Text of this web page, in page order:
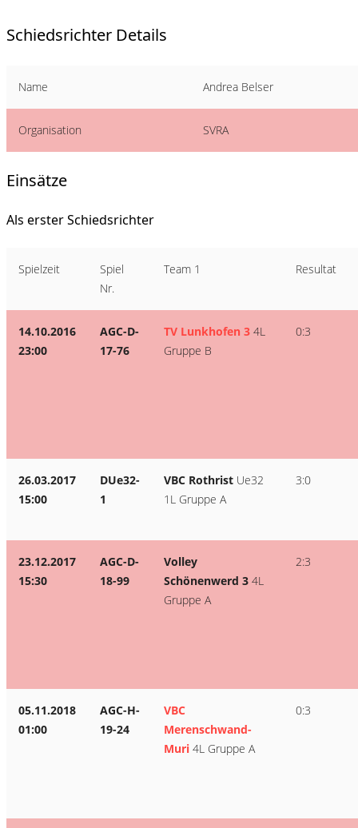
Schiedsrichter Details
Name Andrea Belser
Organisation SVRA
Einsätze
Als erster Schiedsrichter
Spielzeit
Spiel
Nr.
Team 1 Resultat
14.10.2016
23:00
AGC-D-
17-76
TV Lunkhofen 3 4L
Gruppe B
0:3
26.03.2017
15:00
DUe32-
1
VBC Rothrist Ue32
1L Gruppe A
3:0
23.12.2017
15:30
AGC-D-
18-99
Volley
Schönenwerd 3 4L
Gruppe A
2:3
05.11.2018
01:00
AGC-H-
19-24
VBC
Merenschwand-
Muri 4L Gruppe A
0:3